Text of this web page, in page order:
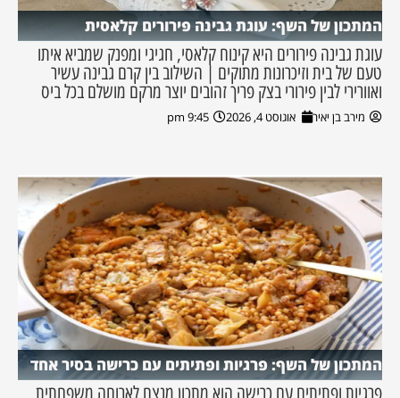
המתכון של השף: עוגת גבינה פירורים קלאסית
עוגת גבינה פירורים היא קינוח קלאסי, חגיגי ומפנק שמביא איתו
טעם של בית וזיכרונות מתוקים | השילוב בין קרם גבינה עשיר
ואוורירי לבין פירורי בצק פריך זהובים יוצר מרקם מושלם בכל ביס
מירב בן יאיר אוגוסט 4, 2026 9:45 pm
המתכון של השף: פרגיות ופתיתים עם כרישה בסיר אחד
פרגיות ופתיתים עם כרישה הוא מתכון מנצח לארוחה משפחתית